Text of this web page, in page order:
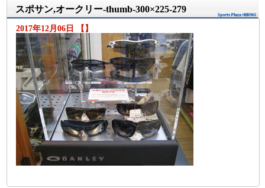
スポサン,オークリー-thumb-300×225-279
2017年12月06日 【】